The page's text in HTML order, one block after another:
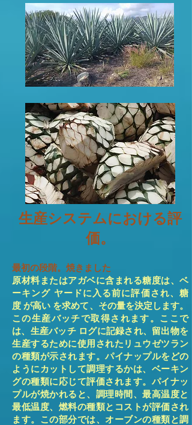
生産システムにおける評
価。
最初の段階。焼きました
原材料またはアガベに含まれる糖度は、ベ
ーキング ヤードに入る前に評価され、糖
度 が高い を求めて、その量を決定します。
この生産バッチで取得されます。ここで
は、生産バッチ ログに記録され、留出物を
生産するために使用されたリュウゼツラン
の種類が示されます。パイナップルをどの
ようにカットして調理するかは、ベーキン
グの種類に応じて評価されます。パイナッ
プルが焼かれると、調理時間、最高温度と
最低温度、燃料の種類とコストが評価され
ます。この部分では、オーブンの種類と調